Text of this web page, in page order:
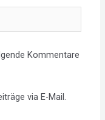
Kommentare
via E-Mail.